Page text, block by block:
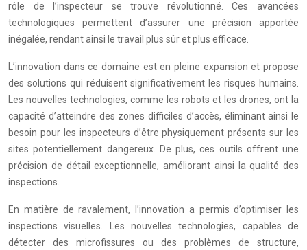
rôle de l’inspecteur se trouve révolutionné. Ces avancées
technologiques permettent d’assurer une précision apportée
inégalée, rendant ainsi le travail plus sûr et plus efficace.
L’innovation dans ce domaine est en pleine expansion et propose
des solutions qui réduisent significativement les risques humains.
Les nouvelles technologies, comme les robots et les drones, ont la
capacité d’atteindre des zones difficiles d’accès, éliminant ainsi le
besoin pour les inspecteurs d’être physiquement présents sur les
sites potentiellement dangereux. De plus, ces outils offrent une
précision de détail exceptionnelle, améliorant ainsi la qualité des
inspections.
En matière de ravalement, l’innovation a permis d’optimiser les
inspections visuelles. Les nouvelles technologies, capables de
détecter des microfissures ou des problèmes de structure,